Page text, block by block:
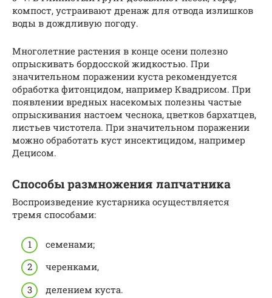
компост, устраивают дренаж для отвода излишков
воды в дождливую погоду.
Многолетние растения в конце осени полезно
опрыскивать бордосской жидкостью. При
значительном поражении куста рекомендуется
обработка фитонцидом, например Квадрисом. При
появлении вредных насекомых полезны частые
опрыскивания настоем чеснока, цветков бархатцев,
листьев чистотела. При значительном поражении
можно обработать куст инсектицидом, например
Децисом.
Способы размножения лапчатника
Воспроизведение кустарника осуществляется
тремя способами:
семенами;
черенками,
делением куста.